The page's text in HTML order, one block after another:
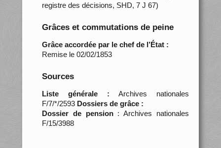
registre des décisions, SHD, 7 J 67)
Grâces et commutations de peine
Grâce accordée par le chef de l’État :
Remise le 02/02/1853
Sources
Liste générale : Archives nationales
F/7/*/2593 Dossiers de grâce :
Dossier de pension: Archives nationales
F/15/3988